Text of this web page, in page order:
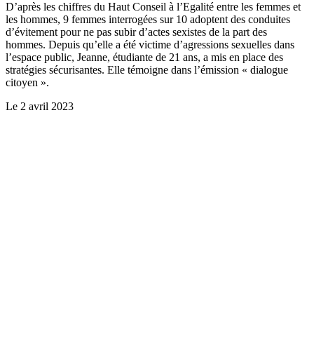
D’après les chiffres du Haut Conseil à l’Egalité entre les femmes et
les hommes, 9 femmes interrogées sur 10 adoptent des conduites
d’évitement pour ne pas subir d’actes sexistes de la part des
hommes. Depuis qu’elle a été victime d’agressions sexuelles dans
l’espace public, Jeanne, étudiante de 21 ans, a mis en place des
stratégies sécurisantes. Elle témoigne dans l’émission « dialogue
citoyen ».
Le 2 avril 2023